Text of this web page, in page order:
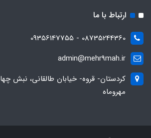
ارتباط با ما
08735244360 - 09356147755
admin@mehr9mah.ir
کردستان- قروه- خیابان طالقانی، نبش
مهروماه